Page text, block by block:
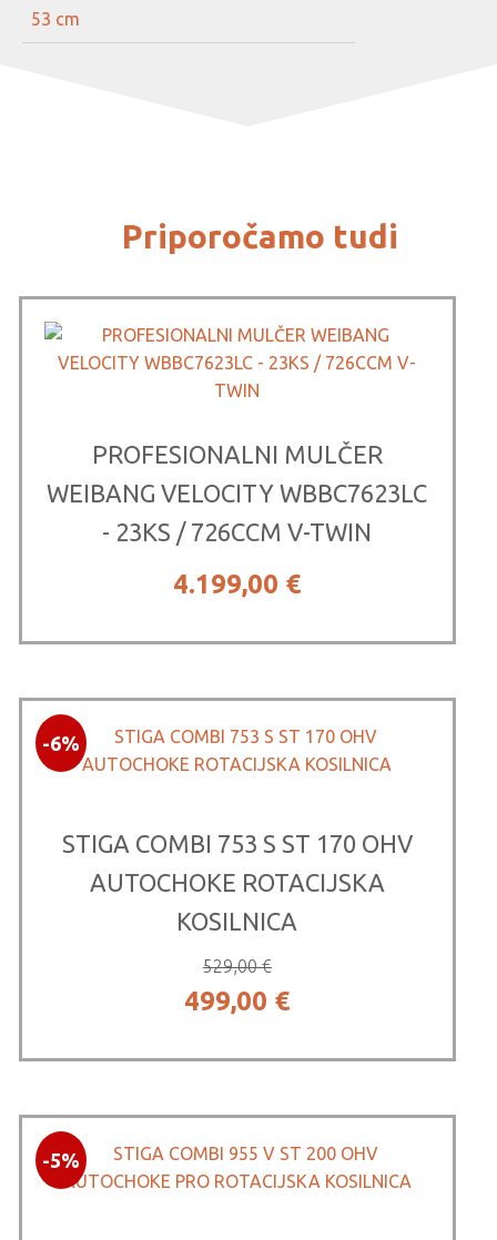
53 cm
Priporočamo tudi
PROFESIONALNI MULČER
WEIBANG VELOCITY WBBC7623LC
- 23KS / 726CCM V-TWIN
4.199,00 €
-6%
STIGA COMBI 753 S ST 170 OHV
AUTOCHOKE ROTACIJSKA
KOSILNICA
529,00€
Izvirna
bila:
529,00 €.
499,00 €Trenutna
499,00 €.
-5%